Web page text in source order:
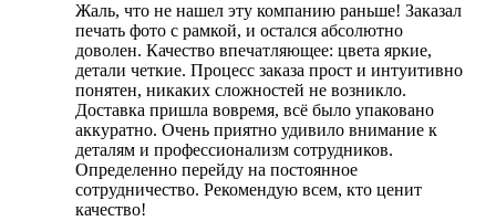
Жаль, что не нашел эту компанию раньше! Заказал
печать фото с рамкой, и остался абсолютно
доволен. Качество впечатляющее: цвета яркие,
детали четкие. Процесс заказа прост и интуитивно
понятен, никаких сложностей не возникло.
Доставка пришла вовремя, всё было упаковано
аккуратно. Очень приятно удивило внимание к
деталям и профессионализм сотрудников.
Определенно перейду на постоянное
сотрудничество. Рекомендую всем, кто ценит
качество!